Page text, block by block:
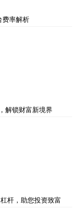
费率解析
解锁财富新境界
杆，助您投资致富